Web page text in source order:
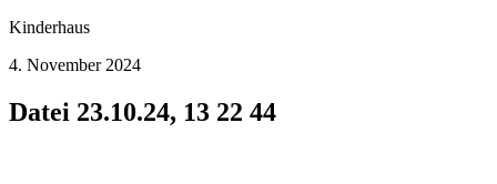
Kinderhaus
4. November 2024
Datei 23.10.24, 13 22 44